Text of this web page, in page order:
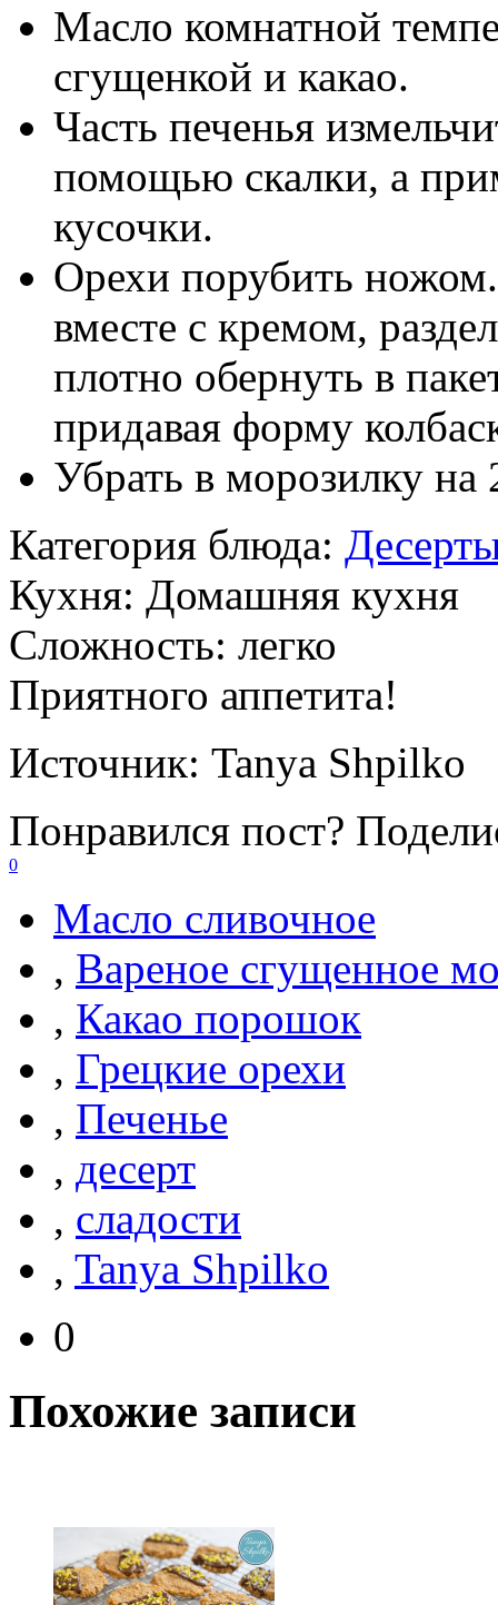
Масло комнатной
сгущенкой и какао.
Часть печенья
помощью скалки, а
кусочки.
Орехи порубить
вместе с кремом,
плотно обернуть в
придавая форму
Убрать в морозилку на
Категория блюда:
Кухня: Домашняя кухня
Сложность: легко
Приятного аппетита!
Источник: Tanya Shpilko
Понравился пост?
0
Масло сливочное
, Вареное сгущенное
, Какао порошок
, Грецкие орехи
, Печенье
, десерт
, сладости
, Tanya Shpilko
0
Похожие записи